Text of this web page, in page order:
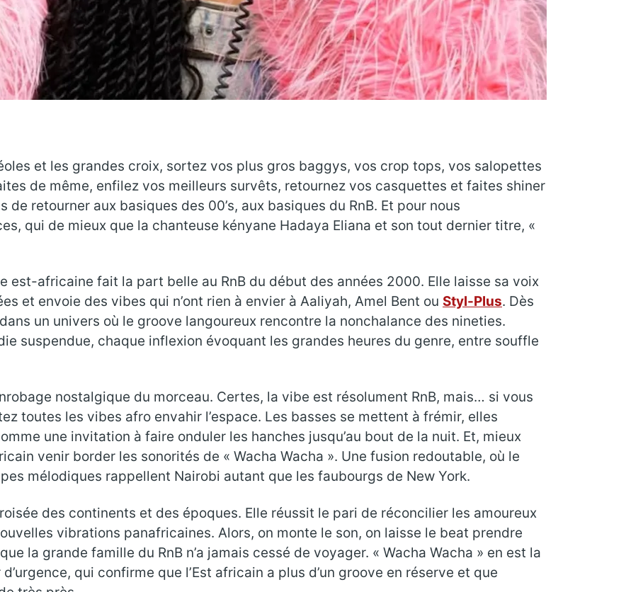
et les grandes croix, sortez vos plus gros baggys, vos crop tops, vos salopettes
de même, enfilez vos meilleurs survêts, retournez vos casquettes et faites shiner
de retourner aux basiques des 00’s, aux basiques du RnB. Et pour nous
qui de mieux que la chanteuse kényane Hadaya Eliana et son tout dernier titre, «
est-africaine fait la part belle au RnB du début des années 2000. Elle laisse sa voix
et envoie des vibes qui n’ont rien à envier à Aaliyah, Amel Bent ou Styl-Plus. Dès
un univers où le groove langoureux rencontre la nonchalance des nineties.
suspendue, chaque inflexion évoquant les grandes heures du genre, entre souffle
nostalgique du morceau. Certes, la vibe est résolument RnB, mais… si vous
toutes les vibes afro envahir l’espace. Les basses se mettent à frémir, elles
une invitation à faire onduler les hanches jusqu’au bout de la nuit. Et, mieux
venir border les sonorités de « Wacha Wacha ». Une fusion redoutable, où le
mélodiques rappellent Nairobi autant que les faubourgs de New York.
des continents et des époques. Elle réussit le pari de réconcilier les amoureux
vibrations panafricaines. Alors, on monte le son, on laisse le beat prendre
la grande famille du RnB n’a jamais cessé de voyager. « Wacha Wacha » en est la
qui confirme que l’Est africain a plus d’un groove en réserve et que